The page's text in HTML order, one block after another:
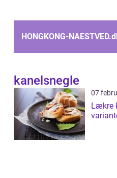
HONGKONG-NAESTVED.
kanelsnegle
07
Lækre